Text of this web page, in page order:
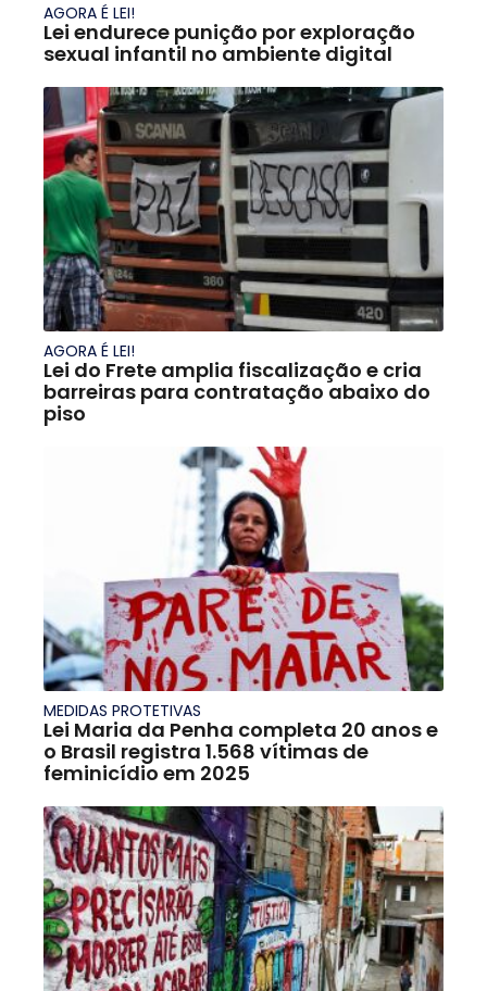
AGORA É LEI!
Lei endurece punição por exploração
sexual infantil no ambiente digital
AGORA É LEI!
Lei do Frete amplia fiscalização e cria
barreiras para contratação abaixo do
piso
MEDIDAS PROTETIVAS
Lei Maria da Penha completa 20 anos e
o Brasil registra 1.568 vítimas de
feminicídio em 2025